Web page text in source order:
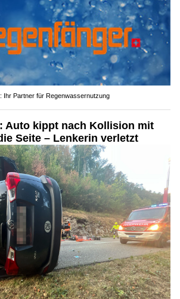
Ihr Partner für Regenwassernutzung
Auto kippt nach Kollision mit
Seite – Lenkerin verletzt